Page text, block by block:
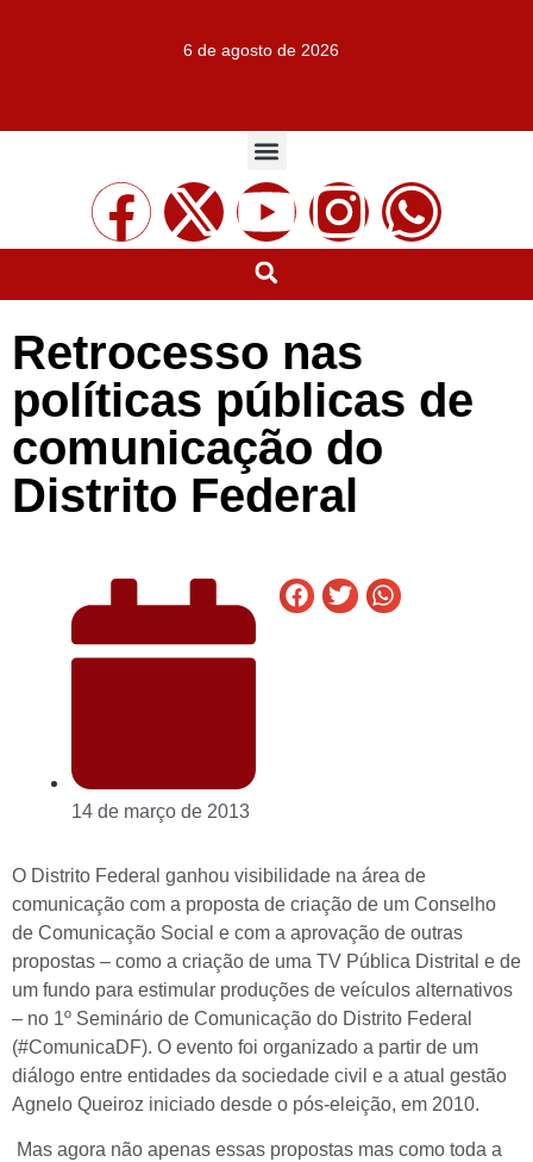
6 de agosto de 2026
Retrocesso nas
políticas públicas de
comunicação do
Distrito Federal
14 de março de 2013
O Distrito Federal ganhou visibilidade na área de
comunicação com a proposta de criação de um Conselho
de Comunicação Social e com a aprovação de outras
propostas – como a criação de uma TV Pública Distrital e de
um fundo para estimular produções de veículos alternativos
– no 1º Seminário de Comunicação do Distrito Federal
(#ComunicaDF). O evento foi organizado a partir de um
diálogo entre entidades da sociedade civil e a atual gestão
Agnelo Queiroz iniciado desde o pós-eleição, em 2010.
Mas agora não apenas essas propostas mas como toda a